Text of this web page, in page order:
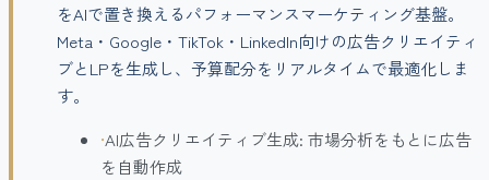
をAIで置き換えるパフォーマンスマーケティング基盤。
Meta・Google・TikTok・LinkedIn向けの広告クリエイティ
ブとLPを生成し、予算配分をリアルタイムで最適化しま
す。
•AI広告クリエイティブ生成: 市場分析をもとに広告
を自動作成